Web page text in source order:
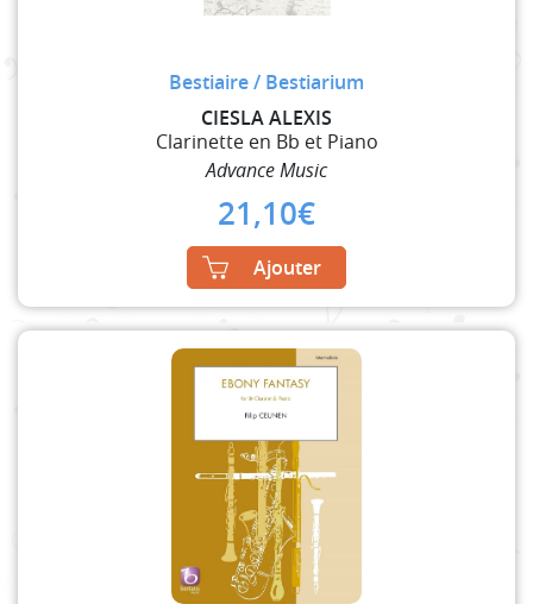
Bestiaire / Bestiarium
CIESLA ALEXIS
Clarinette en Bb et Piano
Advance Music
21,10€
Ajouter